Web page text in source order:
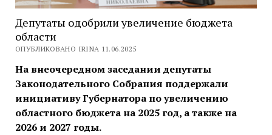
Депутаты одобрили увеличение бюджета
области
ОПУБЛИКОВАНО IRINA 11.06.2025
На внеочередном заседании депутаты
Законодательного Собрания поддержали
инициативу Губернатора по увеличению
областного бюджета на 2025 год, а также на
2026 и 2027 годы.